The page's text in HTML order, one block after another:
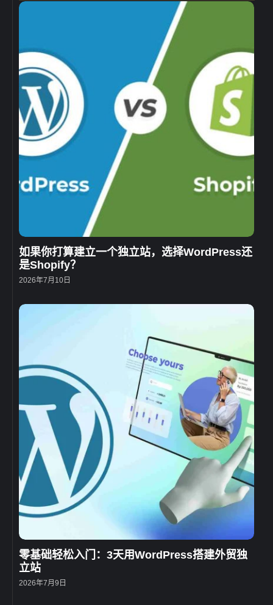
如果你打算建立一个独立站，选择WordPress还
是Shopify？
2026年7月10日
零基础轻松入门：3天用WordPress搭建外贸独
立站
2026年7月9日